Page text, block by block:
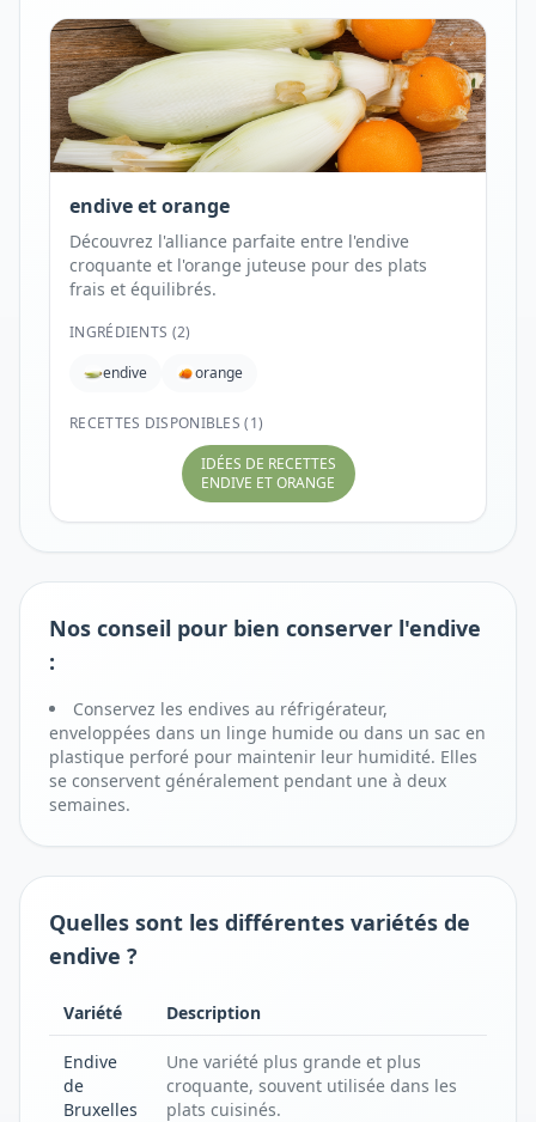
endive et orange
Découvrez l'alliance parfaite entre l'endive
croquante et l'orange juteuse pour des plats
frais et équilibrés.
INGRÉDIENTS (2)
endive
orange
RECETTES DISPONIBLES (1)
IDÉES DE RECETTES
ENDIVE ET ORANGE
Nos conseil pour bien conserver l'endive
:
Conservez les endives au réfrigérateur,
enveloppées dans un linge humide ou dans un sac en
plastique perforé pour maintenir leur humidité. Elles
se conservent généralement pendant une à deux
semaines.
Quelles sont les différentes variétés de
endive ?
Variété Description
Endive
de
Bruxelles
Une variété plus grande et plus
croquante, souvent utilisée dans les
plats cuisinés.